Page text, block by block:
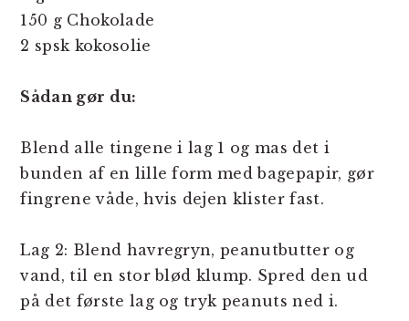
150 g Chokolade
2 spsk kokosolie
Sådan gør du:
Blend alle tingene i lag 1 og mas det i
bunden af en lille form med bagepapir, gør
fingrene våde, hvis dejen klister fast.
Lag 2: Blend havregryn, peanutbutter og
vand, til en stor blød klump. Spred den ud
på det første lag og tryk peanuts ned i.